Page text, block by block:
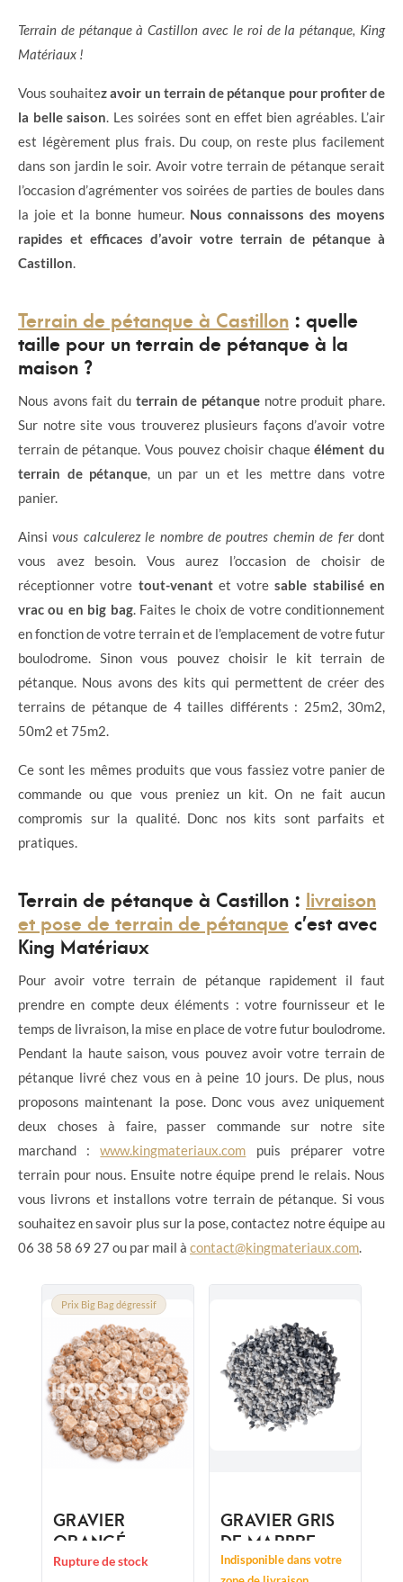
Terrain de pétanque à Castillon avec le roi de la pétanque, King
Matériaux !
Vous souhaitez avoir un terrain de pétanque pour profiter de
la belle saison . Les soirées sont en effet bien agréables. L’air
est légèrement plus frais. Du coup, on reste plus facilement
dans son jardin le soir. Avoir votre terrain de pétanque serait
l’occasion d’agrémenter vos soirées de parties de boules dans
la joie et la bonne humeur. Nous connaissons des moyens
rapides et efficaces d’avoir votre terrain de pétanque à
Castillon
Terrain de pétanque à Castillon : quelle
taille pour un terrain de pétanque à la
maison ?
Nous avons fait du terrain de pétanque notre produit phare.
Sur notre site vous trouverez plusieurs façons d’avoir votre
terrain de pétanque. Vous pouvez choisir chaqueélément du
terrain de pétanque , un par un et les mettre dans votre
panier.
Ainsivous calculerez le nombre de poutres chemin de ferdont
vous avez besoin. Vous aurez l’occasion de choisir de
réceptionner votre tout-venantet votre sable stabilisé en
vrac ou en big bag. Faites le choix de votre conditionnement
en fonction de votre terrain et de l’emplacement de votre futur
boulodrome. Sinon vous pouvez choisir le kit terrain de
pétanque. Nous avons des kits qui permettent de créer des
terrains de pétanque de 4 tailles différents : 25m2, 30m2,
50m2 et 75m2.
Ce sont les mêmes produits que vous fassiez votre panier de
commande ou que vous preniez un kit. On ne fait aucun
compromis sur la qualité. Donc nos kits sont parfaits et
pratiques.
Terrain de pétanque à Castillon : livraison
et pose de terrain de pétanquec’est avec
King Matériaux
Pour avoir votre terrain de pétanque rapidement il faut
prendre en compte deux éléments : votre fournisseur et le
temps de livraison, la mise en place de votre futur boulodrome.
Pendant la haute saison, vous pouvez avoir votre terrain de
pétanque livré chez vous en à peine 10 jours. De plus, nous
proposons maintenant la pose. Donc vous avez uniquement
deux choses à faire, passer commande sur notre site
marchand :www.kingmateriaux.com puis préparer votre
terrain pour nous. Ensuite notre équipe prend le relais. Nous
vous livrons et installons votre terrain de pétanque. Si vous
souhaitez en savoir plus sur la pose, contactez notre équipe au
06 38 58 69 27 ou par mail à contact@kingmateriaux.com
Prix Big Bag dégressif
GRAVIER
ORANGÉ
VALENCIA
Rupture de stock
GRAVIER GRIS
DE MARBRE
CONCASSÉ
Indisponible dans votre